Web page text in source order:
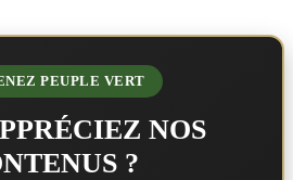
PEUPLE VERT
NOS
?